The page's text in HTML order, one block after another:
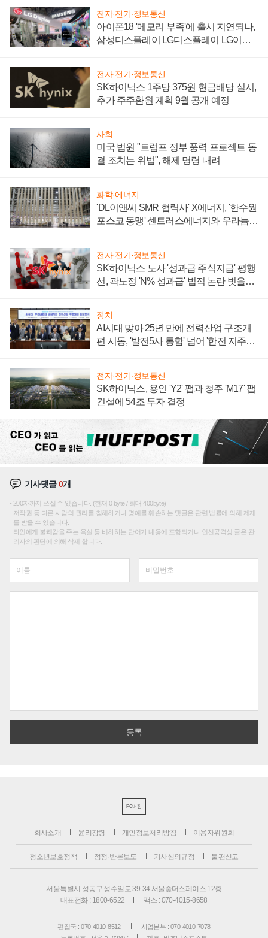
전자·전기·정보통신
아이폰18 '메모리 부족'에 출시 지연되나,
삼성디스플레이 LG디스플레이 LG이노
전자·전기·정보통신
SK하이닉스 1주당 375원 현금배당 실시,
추가 주주환원 계획 9월 공개 예정
사회
미국 법원 "트럼프 정부 풍력 프로젝트 동
결 조치는 위법", 해제 명령 내려
화학·에너지
'DL이앤씨 SMR 협력사' X에너지, '한수원
포스코 동맹' 센트러스에너지와 우라늄
전자·전기·정보통신
SK하이닉스 노사 '성과급 주식지급' 평행
선, 곽노정 'N% 성과급' 법적 논란 벗을지
정치
AI시대 맞아 25년 만에 전력산업 구조개
편 시동, '발전5사 통합' 넘어 '한전 지주사'
전자·전기·정보통신
SK하이닉스, 용인 'Y2' 팹과 청주 'M17' 팹
건설에 54조 투자 결정
기사댓글0개
200자까지 쓰실 수 있습니다. (현재 0 byte / 최대 400byte)
저작권 등 다른 사람의 권리를 침해하거나 명예를 훼손하는 댓글은 관련 법률에 의해 제재
를 받을 수 있습니다.
타인에게 불쾌감을 주는 욕설 등 비하하는 단어가 내용에 포함되거나 인신공격성 글은 관
리자의 판단에 의해 삭제 합니다.
PC버전
회사소개 윤리강령 개인정보처리방침 이용자위원회
청소년보호정책 정정·반론보도 기사심의규정 불편신고
서울특별시 성동구 성수일로 39-34 서울숲더스페이스 12층
대표전화 : 1800-6522
팩스 : 070-4015-8658
편집국 : 070-4010-8512
사업본부 : 070-4010-7078